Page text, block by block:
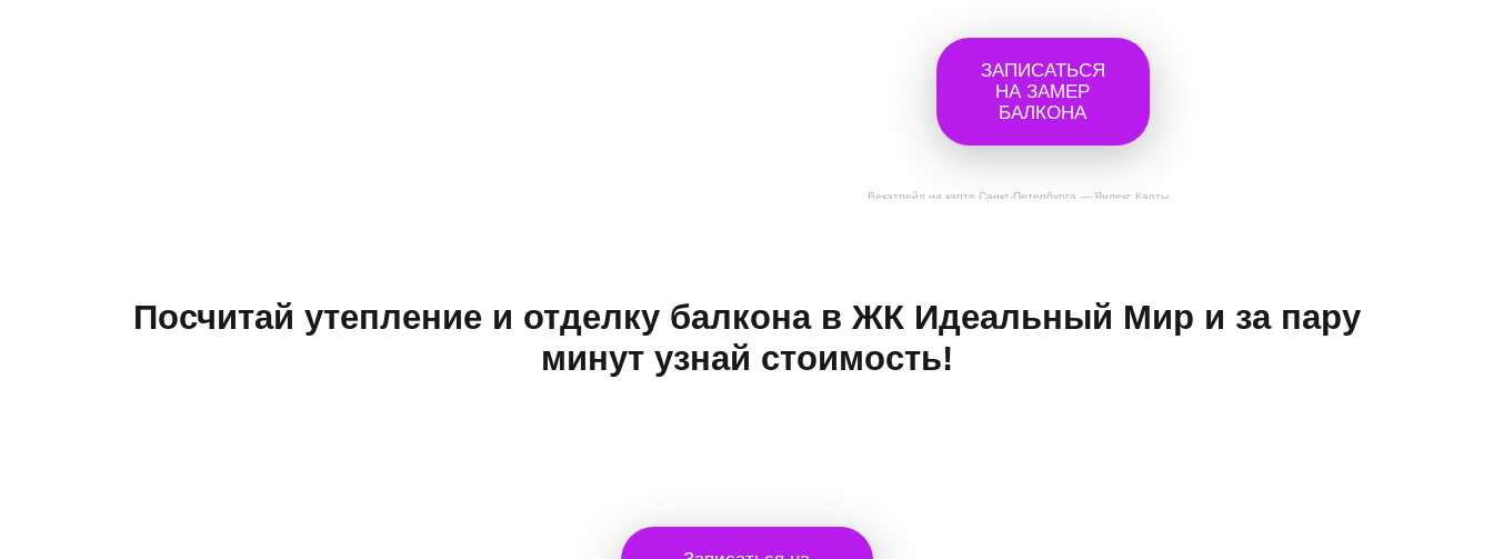
Векатрейд на карте Санкт‑Петербурга — Яндекс Карты
ЗАПИСАТЬСЯ
НА ЗАМЕР
БАЛКОНА
Посчитай утепление и отделку балкона в ЖК Идеальный Мир и за пару
минут узнай стоимость!